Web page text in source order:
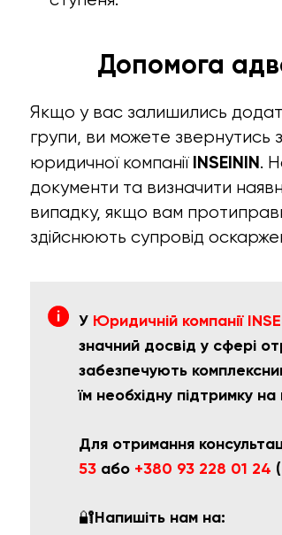
Допомога
Якщо у вас залишились
групи, ви можете звернутись
юридичної компанії INSEININ.
документи та визначити
випадку, якщо вам
здійснюють супровід
У Юридичній компанії
значний досвід у сфері
забезпечують
їм необхідну підтримку
Для отримання
53 або +380 93 228 01 24 (
🔐Напишіть нам на: